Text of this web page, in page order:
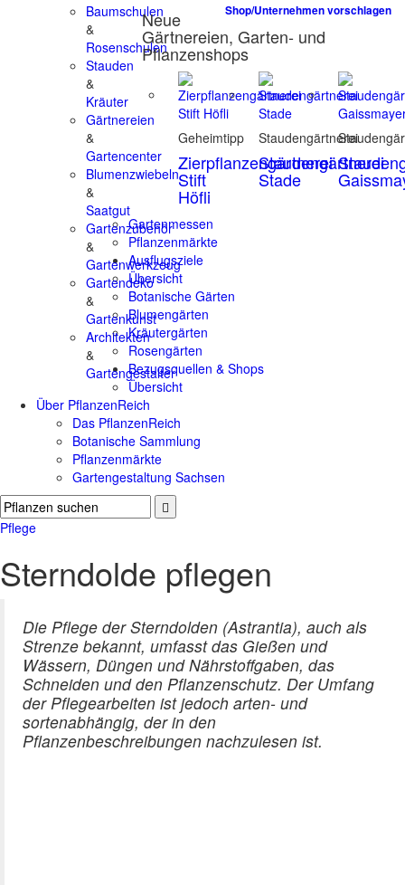
Baumschulen
&
Rosenschulen
Stauden
&
Kräuter
Gärtnereien
&
Gartencenter
Blumenzwiebeln
&
Saatgut
Gartenzubehör
&
Gartenwerkzeug
Gartendeko
&
Gartenkunst
Architekten
&
Gartengestalter
Shop/Unternehmen vorschlagen
Neue
Gärtnereien, Garten- und
Pflanzenshops
Geheimtipp
Zierpflanzengärtnerei
Stift
Höfli
Staudengärtnerei
Staudengärtnerei
Stade
Gartenmessen
Pflanzenmärkte
Ausflugsziele
Übersicht
Botanische Gärten
Blumengärten
Kräutergärten
Rosengärten
Bezugsquellen & Shops
Übersicht
Über PflanzenReich
Das PflanzenReich
Botanische Sammlung
Pflanzenmärkte
Gartengestaltung Sachsen
Pflege
Sterndolde pflegen
Die Pflege der Sterndolden (Astrantia), auch als
Strenze bekannt, umfasst das Gießen und
Wässern, Düngen und Nährstoffgaben, das
Schneiden und den Pflanzenschutz. Der Umfang
der Pflegearbeiten ist jedoch arten- und
sortenabhängig, der in den
Pflanzenbeschreibungen nachzulesen ist.